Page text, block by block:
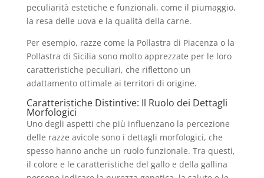
peculiarità estetiche e funzionali, come il piumaggio,
la resa delle uova e la qualità della carne.
Per esempio, razze come la Pollastra di Piacenza o la
Pollastra di Sicilia sono molto apprezzate per le loro
caratteristiche peculiari, che riflettono un
adattamento ottimale ai territori di origine.
Caratteristiche Distintive: Il Ruolo dei Dettagli
Morfologici
Uno degli aspetti che più influenzano la percezione
delle razze avicole sono i dettagli morfologici, che
spesso hanno anche un ruolo funzionale. Tra questi,
il colore e le caratteristiche del gallo e della gallina